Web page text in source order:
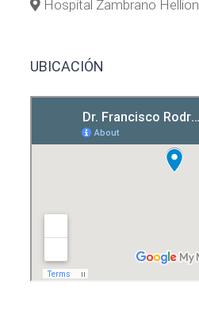
Hospital Zambrano Hellion
UBICACIÓN